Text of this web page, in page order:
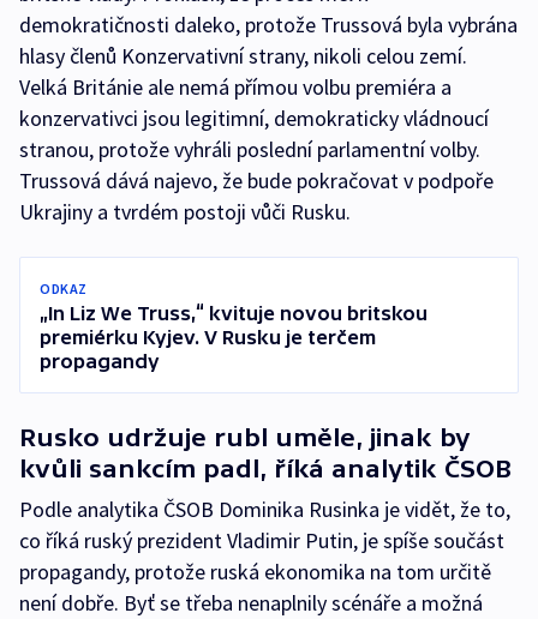
demokratičnosti daleko, protože Trussová byla vybrána
hlasy členů Konzervativní strany, nikoli celou zemí.
Velká Británie ale nemá přímou volbu premiéra a
konzervativci jsou legitimní, demokraticky vládnoucí
stranou, protože vyhráli poslední parlamentní volby.
Trussová dává najevo, že bude pokračovat v podpoře
Ukrajiny a tvrdém postoji vůči Rusku.
ODKAZ
„In Liz We Truss,“ kvituje novou britskou
premiérku Kyjev. V Rusku je terčem
propagandy
Rusko udržuje rubl uměle, jinak by
kvůli sankcím padl, říká analytik ČSOB
Podle analytika ČSOB Dominika Rusinka je vidět, že to,
co říká ruský prezident Vladimir Putin, je spíše součást
propagandy, protože ruská ekonomika na tom určitě
není dobře. Byť se třeba nenaplnily scénáře a možná